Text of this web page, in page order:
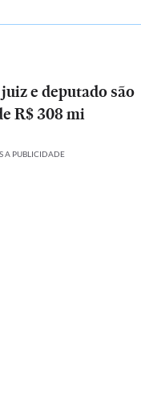
e deputado são
R$ 308 mi
A PUBLICIDADE